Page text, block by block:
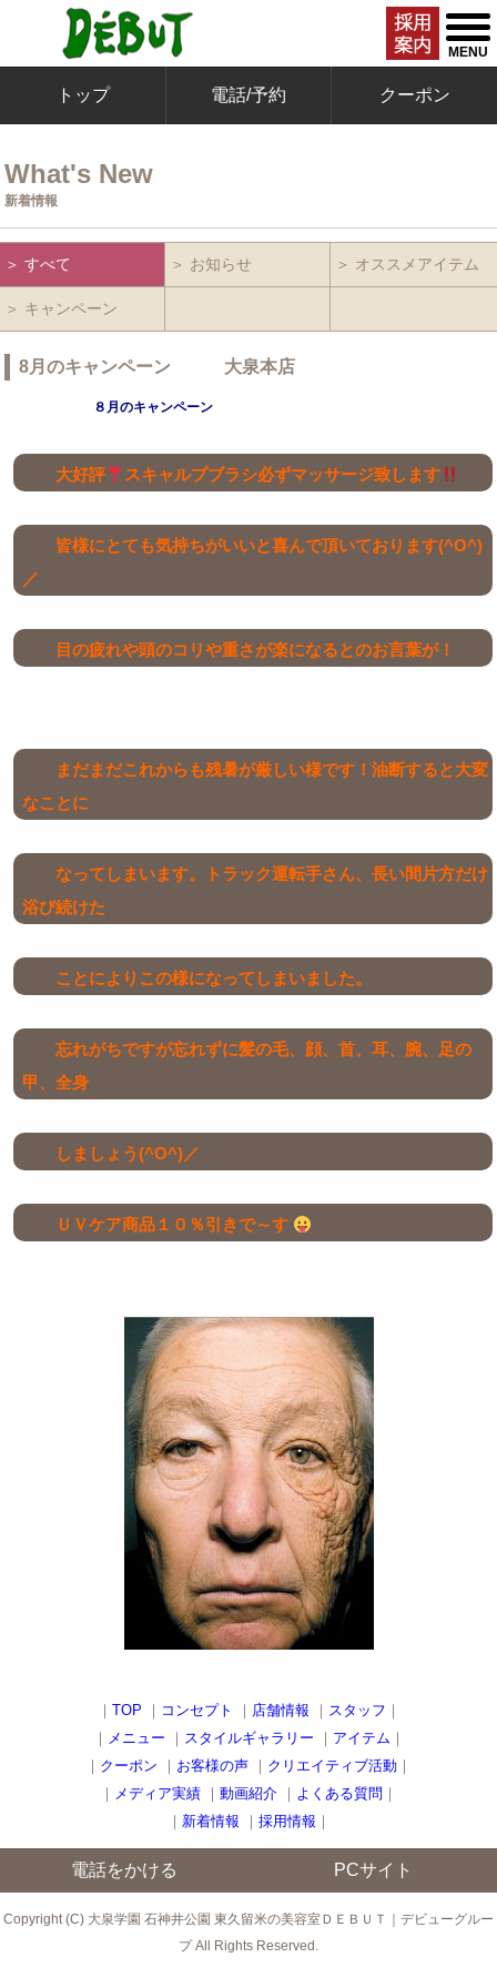
MENU
トップ 電話/予約 クーポン
What's New
新着情報
＞ すべて ＞ お知らせ ＞ オススメアイテム
＞ キャンペーン
8月のキャンペーン 大泉本店
８月のキャンペーン
大好評 スキャルプブラシ必ずマッサージ致します
皆様にとても気持ちがいいと喜んで頂いております(^O^)
／
目の疲れや頭のコリや重さが楽になるとのお言葉が！
まだまだこれからも残暑が厳しい様です！油断すると大変
なことに
なってしまいます。トラック運転手さん、長い間片方だけ
浴び続けた
ことによりこの様になってしまいました。
忘れがちですが忘れずに髪の毛、顔、首、耳、腕、足の
甲、全身
しましょう(^O^)／
ＵＶケア商品１０％引きで～す
｜ TOP ｜ コンセプト ｜ 店舗情報 ｜ スタッフ ｜
｜ メニュー ｜ スタイルギャラリー ｜ アイテム ｜
｜ クーポン ｜ お客様の声 ｜ クリエイティブ活動 ｜
｜ メディア実績 ｜ 動画紹介 ｜ よくある質問 ｜
｜ 新着情報 ｜ 採用情報 ｜
電話をかける PCサイト
Copyright (C) 大泉学園 石神井公園 東久留米の美容室ＤＥＢＵＴ｜デビューグルー
プ All Rights Reserved.